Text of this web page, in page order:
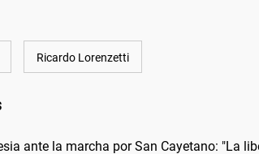
Ricardo Lorenzetti
ante la marcha por San Cayetano: "La